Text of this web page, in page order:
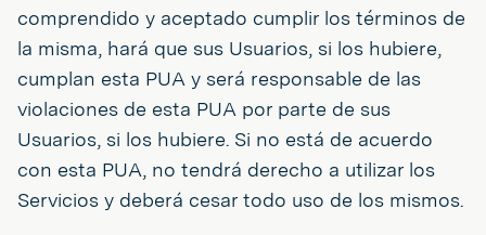
comprendido y aceptado cumplir los términos de
la misma, hará que sus Usuarios, si los hubiere,
cumplan esta PUA y será responsable de las
violaciones de esta PUA por parte de sus
Usuarios, si los hubiere. Si no está de acuerdo
con esta PUA, no tendrá derecho a utilizar los
Servicios y deberá cesar todo uso de los mismos.